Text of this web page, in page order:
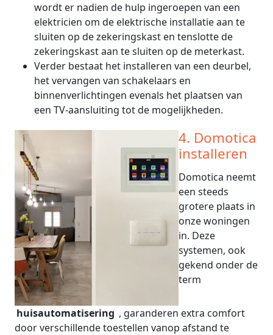
wordt er nadien de hulp ingeroepen van een
elektricien om de elektrische installatie aan te
sluiten op de zekeringskast en tenslotte de
zekeringskast aan te sluiten op de meterkast.
Verder bestaat het installeren van een deurbel,
het vervangen van schakelaars en
binnenverlichtingen evenals het plaatsen van
een TV-aansluiting tot de mogelijkheden.
4. Domotica
installeren
Domotica neemt
een steeds
grotere plaats in
onze woningen
in. Deze
systemen, ook
gekend onder de
term
huisautomatisering , garanderen extra comfort
door verschillende toestellen vanop afstand te